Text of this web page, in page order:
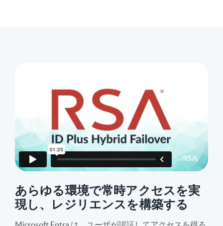
あらゆる環境で常時アクセスを実
現し、レジリエンスを構築する